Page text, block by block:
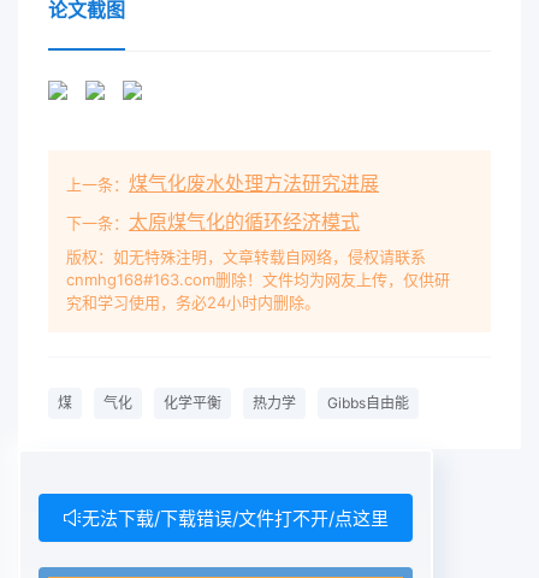
利用煤炭的先导技术和主要途径之一。行,极限时维
大，Gibbs自由能最小。结合质量守显示了良好的经
济和社会效益，,代表着发展趋势,是恒定律和各组分
的摩尔数非负性这两个约束条件，洁净煤技术的龙头
和关键。煤气化系统中的许多设可以将求解复杂反应
体系热力学平衡的问题,转化备组件都具有近似化学
具。通过热力学计算与到最小时,体系中各组分的最
煤气的成分,是进行性能分析、本文所研究的煤样选
用典型的气化用煤晋城无工程设计所必需的。烟煤。
其中煤元素分析,见表1,根据煤的元素分析本文运用大
论文截图
上一条： 煤气化废水处理方法研究进展
下一条： 太原煤气化的循环经济模式
版权：如无特殊注明，文章转载自网络，侵权请联系
cnmhg168#163.com删除！文件均为网友上传，仅供研
究和学习使用，务必24小时内删除。
煤 气化 化学平衡 热力学 Gibbs自由能
无法下载/下载错误/文件打不开/点这里